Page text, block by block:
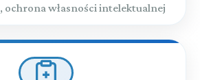
własności intelektualnej